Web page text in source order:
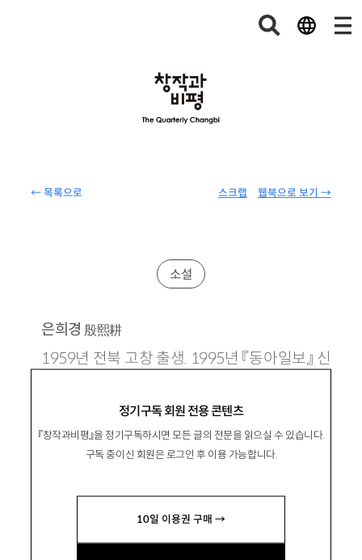
← 목록으로 웹북으로 보기 →
스크랩
정기구독 회원 전용 콘텐츠
『창작과비평』을 정기구독하시면 모든 글의 전문을 읽으실 수 있습니다.
구독 중이신 회원은 로그인 후 이용 가능합니다.
10일 이용권 구매 →
소설
은희경 殷熙耕
1959년 전북 고창 출생. 1995년 『동아일보』 신
사람은 시계를 보지 않는다』, 장편소설 『새의 선
물』 『마지막 춤은 나와 함께』 등이 있음.